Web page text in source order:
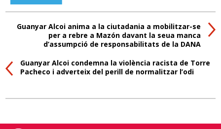
Guanyar Alcoi anima a la ciutadania a mobilitzar-se
per a rebre a Mazón davant la seua manca
d’assumpció de responsabilitats de la DANA
Guanyar Alcoi condemna la violència racista de Torre
Pacheco i adverteix del perill de normalitzar l’odi